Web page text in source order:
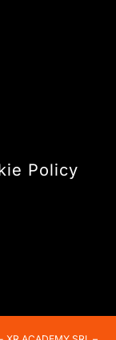
Policy